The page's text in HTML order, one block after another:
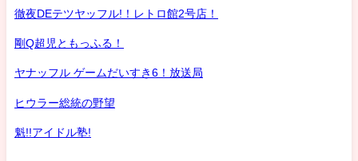
徹夜DEテツヤッフル!！レトロ館2号店！
剛Q超児ともっふる！
ヤナッフル ゲームだいすき6！放送局
ヒウラー総統の野望
魁!!アイドル塾!